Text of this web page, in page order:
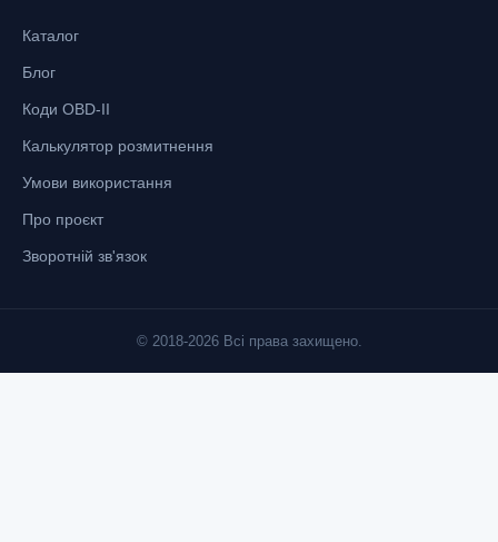
Каталог
Блог
Коди OBD-II
Калькулятор розмитнення
Умови використання
Про проєкт
Зворотній зв'язок
© 2018-2026 Всі права захищено.